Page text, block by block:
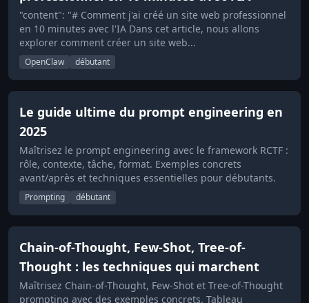
"content": "# Comment j'ai créé un site web professionnel
en 10 minutes avec l'IA Dans cet article, nous allons
explorer comment créer un site web...
OpenClaw débutant
Le guide ultime du prompt engineering en
2025
Maîtrisez le prompt engineering avec le framework RCTF :
rôle, contexte, tâche, format. Exemples concrets
avant/après et techniques essentielles pour débutants.
Prompting débutant
Chain-of-Thought, Few-Shot, Tree-of-
Thought : les techniques qui marchent
Maîtrisez Chain-of-Thought, Few-Shot et Tree-of-Thought
prompting avec des exemples concrets. Tableau